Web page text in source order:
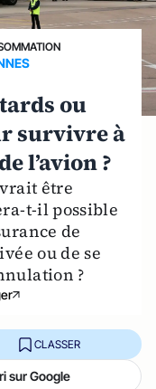
ou
survivre à
l’avion ?
être
t-il possible
de
ou de se
?
CLASSER
sur Google